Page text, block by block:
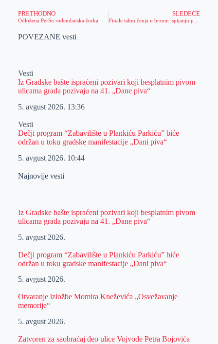
PRETHODNO
Odložena PerSu rođendanska žurka
SLEDEĆE
POVEZANE vesti
Vesti
Iz Gradske bašte ispraćeni pozivari koji besplatnim pivom
ulicama grada pozivaju na 41. „Dane piva“
5. avgust 2026. 13:36
Vesti
Dečji program “Zabavilište u Plankiću Parkiću” biće
održan u toku gradske manifestacije „Dani piva“
5. avgust 2026. 10:44
Najnovije vesti
Iz Gradske bašte ispraćeni pozivari koji besplatnim pivom
ulicama grada pozivaju na 41. „Dane piva“
5. avgust 2026.
Dečji program “Zabavilište u Plankiću Parkiću” biće
održan u toku gradske manifestacije „Dani piva“
5. avgust 2026.
Otvaranje izložbe Momira Kneževića „Osvežavanje
memorije“
5. avgust 2026.
Zatvoren za saobraćaj deo ulice Vojvode Petra Bojovića